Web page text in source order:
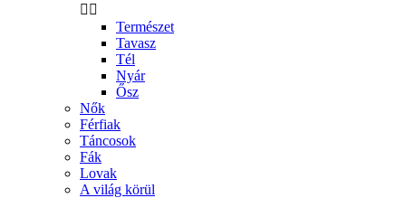
 
Természet
Tavasz
Tél
Nyár
Ősz
Nők
Férfiak
Táncosok
Fák
Lovak
A világ körül